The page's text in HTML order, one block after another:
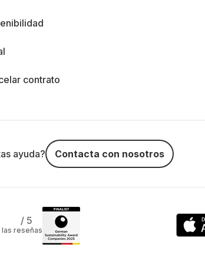
contrato
ayuda? Contacta con nosotros
/ 5
reseñas